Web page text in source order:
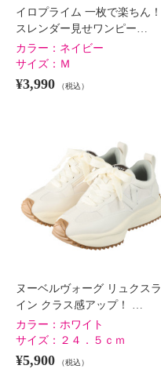
イロプライム 一枚で楽ちん！
スレンダー見せワンピー…
カラー： ネイビー
サイズ： Ｍ
¥3,990 （税込）
ヌーベルヴォーグ リュクスラ
イン クラス感アップ！ …
カラー： ホワイト
サイズ： ２４．５ｃｍ
¥5,900 （税込）